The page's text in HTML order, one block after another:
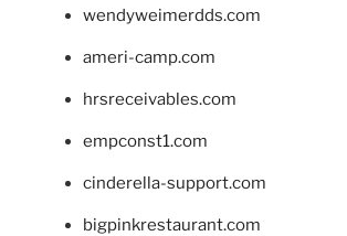
wendyweimerdds.com
ameri-camp.com
hrsreceivables.com
empconst1.com
cinderella-support.com
bigpinkrestaurant.com